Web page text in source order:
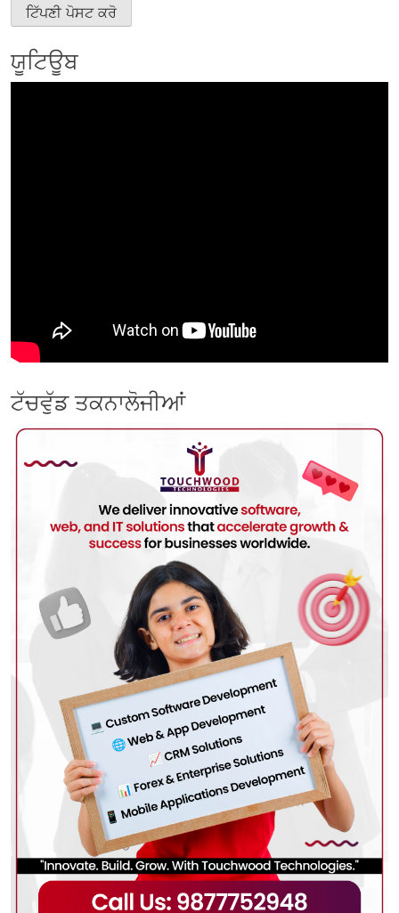
ਯੂਟਿਊਬ
ਟੱਚਵੁੱਡ ਤਕਨਾਲੋਜੀਆਂ